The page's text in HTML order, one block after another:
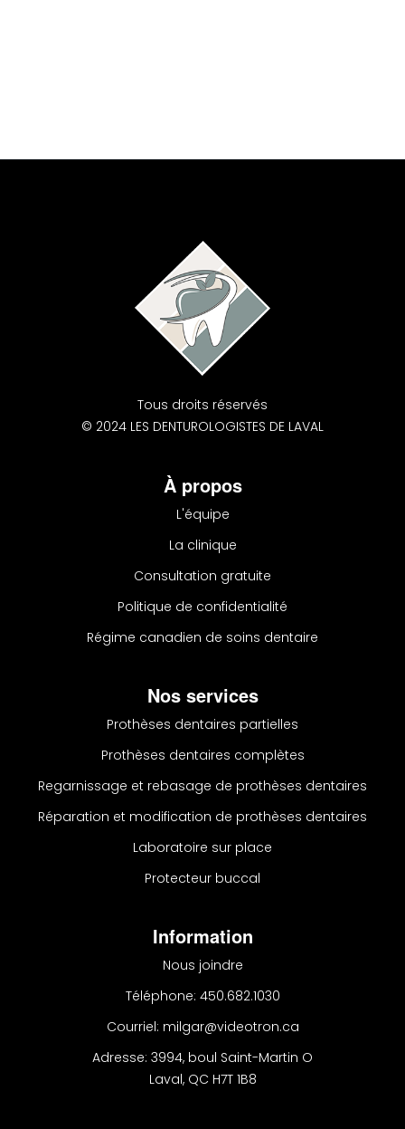
Tous droits réservés
© 2024 LES DENTUROLOGISTES DE LAVAL
À propos
L'équipe
La clinique
Consultation gratuite
Politique de confidentialité
Régime canadien de soins dentaire
Nos services
Prothèses dentaires partielles
Prothèses dentaires complètes
Regarnissage et rebasage de prothèses dentaires
Réparation et modification de prothèses dentaires
Laboratoire sur place
Protecteur buccal
Information
Nous joindre
Téléphone: 450.682.1030
Courriel: milgar@videotron.ca
Adresse: 3994, boul Saint-Martin O
Laval, QC H7T 1B8